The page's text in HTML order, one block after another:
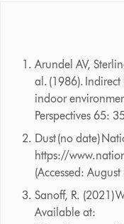
Arundel AV,
al. (1986).
indoor
Perspectives 65:
Dust (no date)
https://
(Accessed:
Sanoff, R. (2021)
Available at: